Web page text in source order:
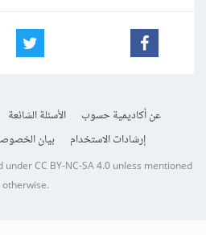
عن أكاديمية حسوب الأسئلة الشائعة
إرشادات الاستخدام
بيان
underCC BY-NC-SA 4.0unless mentioned
otherwise.